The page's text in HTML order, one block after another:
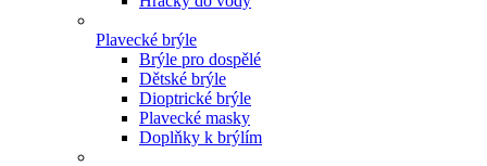
Plavecké brýle
Brýle pro dospělé
Dětské brýle
Dioptrické brýle
Plavecké masky
Doplňky k brýlím